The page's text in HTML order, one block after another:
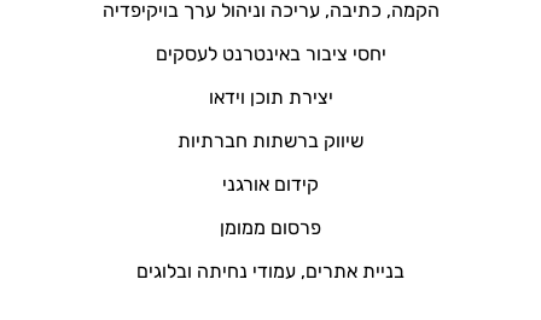
הקמה, כתיבה, עריכה וניהול ערך בויקיפדיה
יחסי ציבור באינטרנט לעסקים
יצירת תוכן וידאו
שיווק ברשתות חברתיות
קידום אורגני
פרסום ממומן
בניית אתרים, עמודי נחיתה ובלוגים